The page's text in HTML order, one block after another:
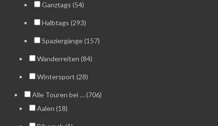
Ganztags (54)
Halbtags (293)
Spaziergänge (157)
Wanderreiten (84)
Wintersport (28)
Alle Touren bei … (706)
Aalen (18)